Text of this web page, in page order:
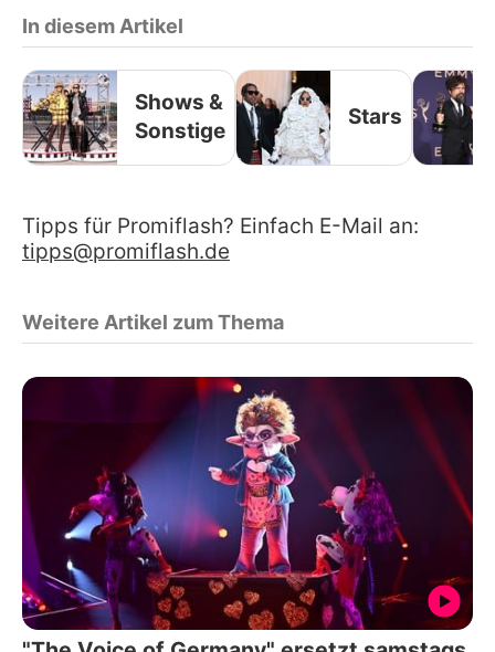
In diesem Artikel
Shows &
Sonstige
Stars
Tipps für Promiflash? Einfach E-Mail an:
tipps@promiflash.de
Weitere Artikel zum Thema